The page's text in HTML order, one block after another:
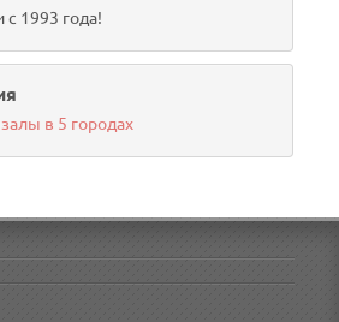
с 1993 года!
в 5 городах